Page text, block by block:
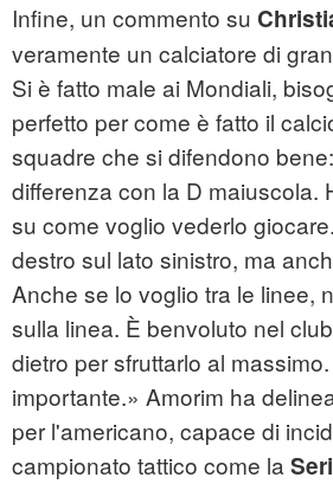
Infine, un commento su
veramente un calciatore di
Si è fatto male ai Mondiali,
perfetto per come è fatto il
squadre che si difendono
differenza con la D maiuscola.
su come voglio vederlo
destro sul lato sinistro, ma
Anche se lo voglio tra le linee,
sulla linea. È benvoluto nel
dietro per sfruttarlo al
importante.» Amorim ha
per l'americano, capace di
campionato tattico come la